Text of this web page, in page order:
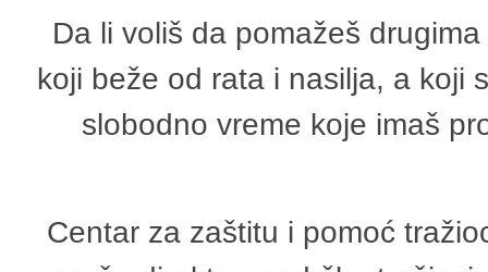
Da li voliš da pomažeš
koji beže od rata i nasilja, a koji
slobodno vreme koje imaš
Centar za zaštitu i pomoć